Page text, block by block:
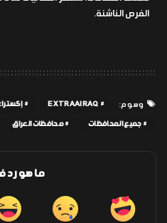
الفرص الناشئة.
وسوم: EXTRAAIRAQ إكسترا
جميع المحافظات محافظات العراق
ما هو رد